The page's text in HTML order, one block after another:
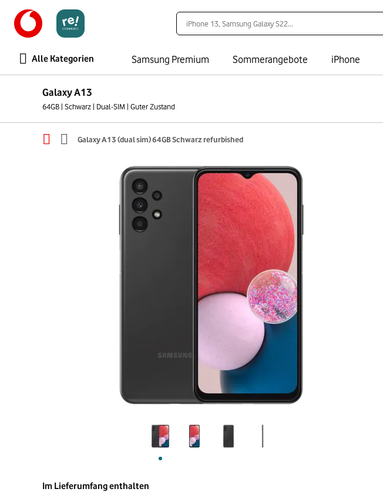
Alle Kategorien Samsung Premium Sommerangebote iPhone
Galaxy A13
64GB | Schwarz | Dual-SIM | Guter Zustand
Galaxy A13 (dual sim) 64GB Schwarz refurbished
Im Lieferumfang enthalten